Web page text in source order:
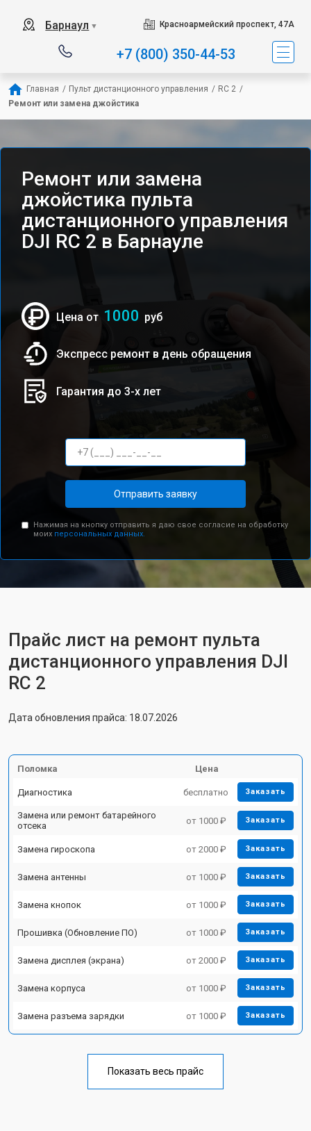
Барнаул ▼ Красноармейский проспект, 47А
+7 (800) 350-44-53
Главная / Пульт дистанционного управления / RC 2 /
Ремонт или замена джойстика
Ремонт или замена
джойстика пульта
дистанционного управления
DJI RC 2 в Барнауле
Цена от 1000 руб
Экспресс ремонт в день обращения
Гарантия до 3-х лет
Отправить заявку
Нажимая на кнопку отправить я даю свое согласие на обработку
моих персональных данных.
Прайс лист на ремонт пульта
дистанционного управления DJI
RC 2
Дата обновления прайса: 18.07.2026
Поломка Цена
Диагностика бесплатно Заказать
Замена или ремонт батарейного
отсека
от 1000 ₽ Заказать
Замена гироскопа от 2000 ₽ Заказать
Замена антенны от 1000 ₽ Заказать
Замена кнопок от 1000 ₽ Заказать
Прошивка (Обновление ПО) от 1000 ₽ Заказать
Замена дисплея (экрана) от 2000 ₽ Заказать
Замена корпуса от 1000 ₽ Заказать
Замена разъема зарядки от 1000 ₽ Заказать
Показать весь прайс